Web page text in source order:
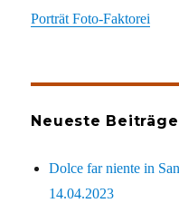
Porträt Foto-Faktorei
Neueste Beiträge
Dolce far niente in
14.04.2023